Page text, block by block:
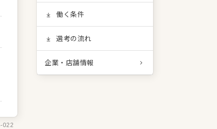
022
働く条件
選考の流れ
企業・店舗情報